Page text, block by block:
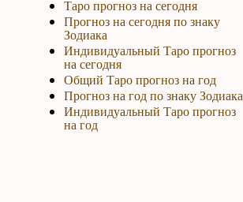
Таро прогноз на сегодня
Прогноз на сегодня по знаку
Зодиака
Индивидуальный Таро прогноз
на сегодня
Общий Таро прогноз на год
Прогноз на год по знаку Зодиака
Индивидуальный Таро прогноз
на год